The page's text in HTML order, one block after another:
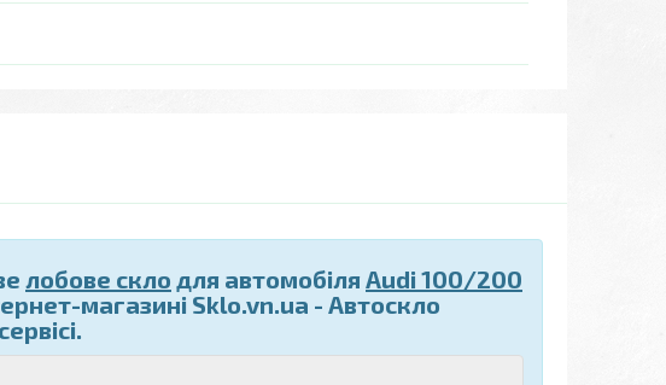
лобове скло для автомобіляAudi 100/200
магазині Sklo.vn.ua - Автоскло